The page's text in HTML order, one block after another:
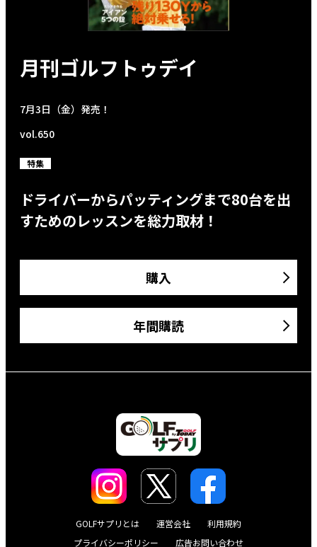
月刊ゴルフトゥデイ
7月3日（金）発売！
vol.650
特集
ドライバーからパッティングまで80台を出
すためのレッスンを総力取材！
購入
年間購読
GOLFサプリとは 運営会社
利用規約
プライバシーポリシー
広告お問い合わせ